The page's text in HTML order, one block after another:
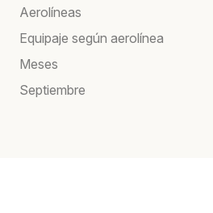
Aerolíneas
Equipaje según aerolínea
Meses
Septiembre